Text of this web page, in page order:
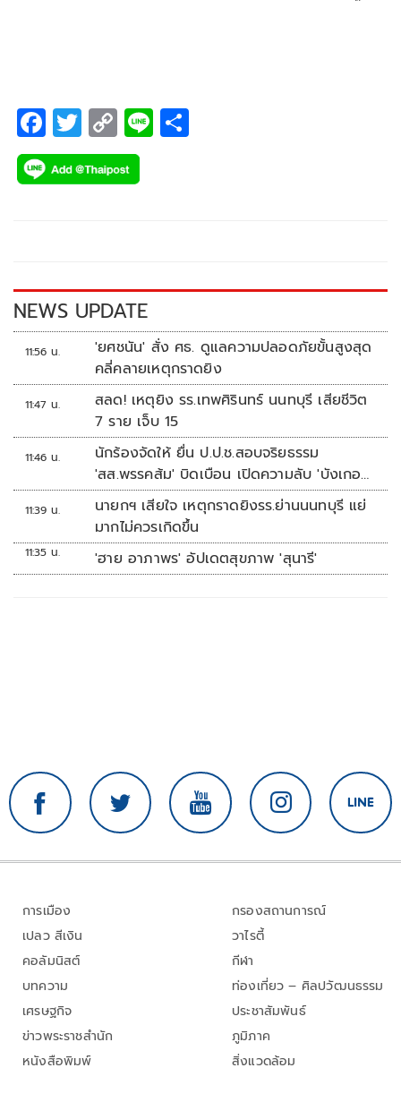
F
ac
e
k
T
wi
tt
C
o
p
k
Li
NEWS UPDATE
11:56 น.
'ยศชนัน' สั่ง ศธ. ดูแลความปลอดภัยขั้นสูงสุด
คลี่คลายเหตุกราดยิง
11:47 น.
สลด! เหตุยิง รร.เทพศิรินทร์ นนทบุรี เสียชีวิต
7 ราย เจ็บ 15
11:46 น.
นักร้องจัดให้ ยื่น ป.ป.ช.สอบจริยธรรม
'สส.พรรคส้ม' บิดเบือน เปิดความลับ 'บังเกอร์
ทหาร'
11:39 น.
นายกฯ เสียใจ เหตุกราดยิงรร.ย่านนนทบุรี แย่
มากไม่ควรเกิดขึ้น
11:35 น. 'ฮาย อาภาพร' อัปเดตสุขภาพ 'สุนารี'
การเมือง
เปลว สีเงิน
คอลัมนิสต์
บทความ
เศรษฐกิจ
ข่าวพระราชสำนัก
หนังสือพิมพ์
กรองสถานการณ์
วาไรตี้
กีฬา
ท่องเที่ยว – ศิลปวัฒนธรรม
ประชาสัมพันธ์
ภูมิภาค
สิ่งแวดล้อม